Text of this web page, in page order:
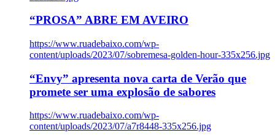
“PROSA” ABRE EM AVEIRO
https://www.ruadebaixo.com/wp-
content/uploads/2023/07/sobremesa-golden-hour-335x256.jpg
“Envy” apresenta nova carta de Verão que
promete ser uma explosão de sabores
https://www.ruadebaixo.com/wp-
content/uploads/2023/07/a7r8448-335x256.jpg